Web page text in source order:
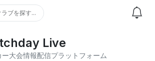
ブを探す...
Live
ー大会情報配信プラットフォーム